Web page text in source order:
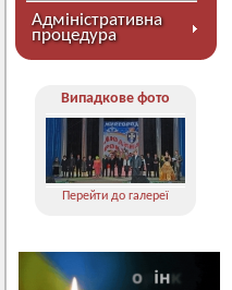
Адміністративна
процедура
Випадкове фото
Перейти до галереї